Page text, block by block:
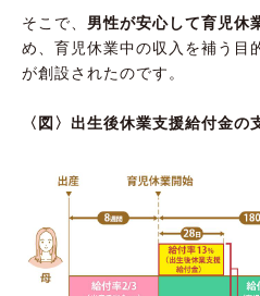
そこで、 男性が安心して育児休
め、育児休業中の収入を補う目
が創設されたのです。
〈図〉出生後休業支援給付金の